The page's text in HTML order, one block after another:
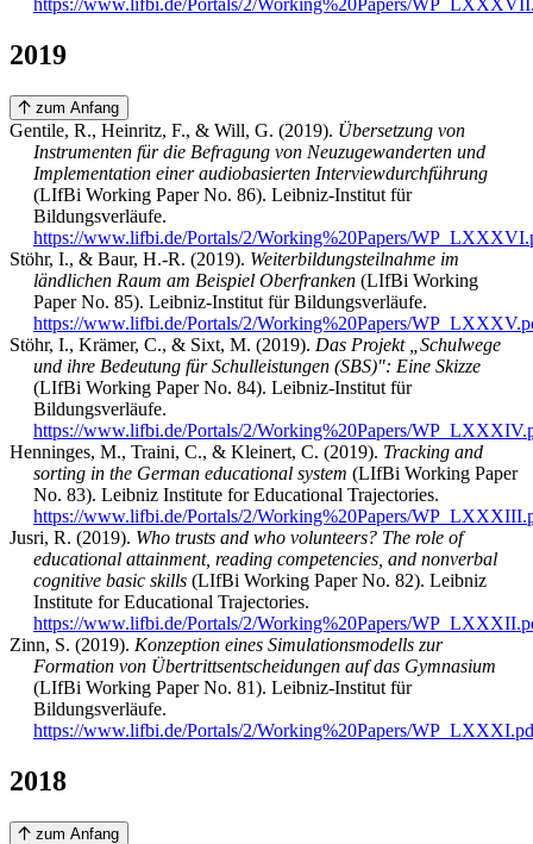
https://www.lifbi.de/Portals/2/Working%20Papers/
2019
zum Anfang
Gentile, R., Heinritz, F., & Will, G. (2019). Übersetzung von
Instrumenten für die Befragung von Neuzugewanderten und
Implementation einer audiobasierten Interviewdurchführung
(LIfBi Working Paper No. 86). Leibniz-Institut für
Bildungsverläufe.
https://www.lifbi.de/Portals/2/Working%20Papers/
Stöhr, I., & Baur, H.-R. (2019). Weiterbildungsteilnahme im
ländlichen Raum am Beispiel Oberfranken (LIfBi Working
Paper No. 85). Leibniz-Institut für Bildungsverläufe.
https://www.lifbi.de/Portals/2/Working%20Papers/
Stöhr, I., Krämer, C., & Sixt, M. (2019). Das Projekt „Schulwege
und ihre Bedeutung für Schulleistungen (SBS)": Eine Skizze
(LIfBi Working Paper No. 84). Leibniz-Institut für
Bildungsverläufe.
https://www.lifbi.de/Portals/2/Working%20Papers/
Henninges, M., Traini, C., & Kleinert, C. (2019). Tracking and
sorting in the German educational system (LIfBi Working Paper
No. 83). Leibniz Institute for Educational Trajectories.
https://www.lifbi.de/Portals/2/Working%20Papers/
Jusri, R. (2019). Who trusts and who volunteers? The role of
educational attainment, reading competencies, and nonverbal
cognitive basic skills (LIfBi Working Paper No. 82). Leibniz
Institute for Educational Trajectories.
https://www.lifbi.de/Portals/2/Working%20Papers/
Zinn, S. (2019). Konzeption eines Simulationsmodells zur
Formation von Übertrittsentscheidungen auf das Gymnasium
(LIfBi Working Paper No. 81). Leibniz-Institut für
Bildungsverläufe.
https://www.lifbi.de/Portals/2/Working%20Papers/
2018
zum Anfang